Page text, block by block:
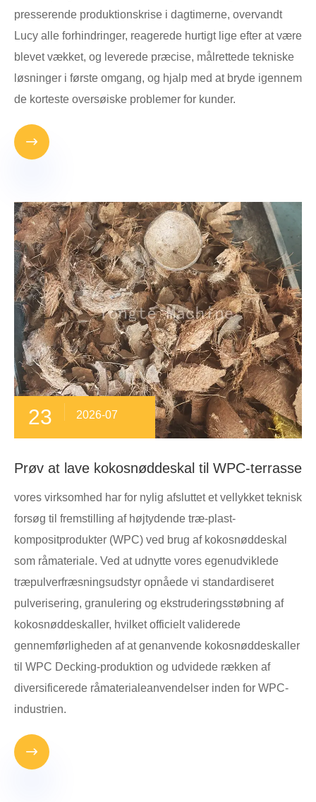
presserende produktionskrise i dagtimerne, overvandt
Lucy alle forhindringer, reagerede hurtigt lige efter at være
blevet vækket, og leverede præcise, målrettede tekniske
løsninger i første omgang, og hjalp med at bryde igennem
de korteste oversøiske problemer for kunder.

23 2026-07
Prøv at lave kokosnøddeskal til WPC-terrasse
vores virksomhed har for nylig afsluttet et vellykket teknisk
forsøg til fremstilling af højtydende træ-plast-
kompositprodukter (WPC) ved brug af kokosnøddeskal
som råmateriale. Ved at udnytte vores egenudviklede
træpulverfræsningsudstyr opnåede vi standardiseret
pulverisering, granulering og ekstruderingsstøbning af
kokosnøddeskaller, hvilket officielt validerede
gennemførligheden af ​​at genanvende kokosnøddeskaller
til WPC Decking-produktion og udvidede rækken af ​​
diversificerede råmaterialeanvendelser inden for WPC-
industrien.
